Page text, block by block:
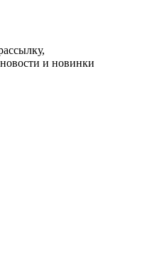
и новинки